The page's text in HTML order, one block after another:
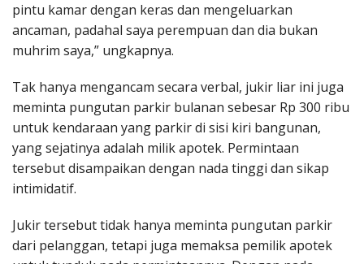
pintu kamar dengan keras dan mengeluarkan
ancaman, padahal saya perempuan dan dia bukan
muhrim saya,” ungkapnya.
Tak hanya mengancam secara verbal, jukir liar ini juga
meminta pungutan parkir bulanan sebesar Rp 300 ribu
untuk kendaraan yang parkir di sisi kiri bangunan,
yang sejatinya adalah milik apotek. Permintaan
tersebut disampaikan dengan nada tinggi dan sikap
intimidatif.
Jukir tersebut tidak hanya meminta pungutan parkir
dari pelanggan, tetapi juga memaksa pemilik apotek